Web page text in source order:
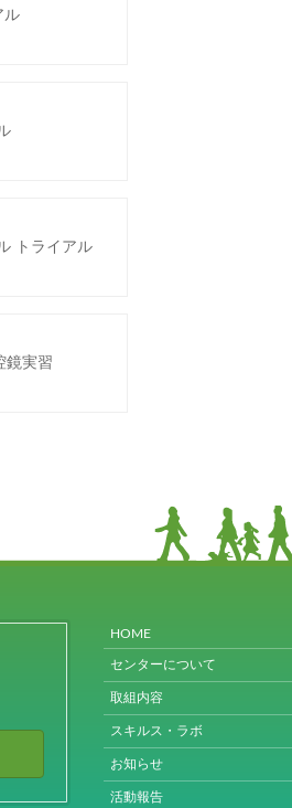
ル
トライアル
鏡実習
HOME
センターについて
取組内容
スキルス・ラボ
お知らせ
活動報告